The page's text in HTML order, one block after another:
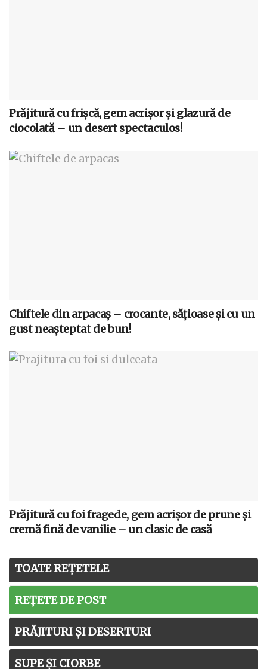
Prăjitură cu frișcă, gem acrișor și glazură de
ciocolată – un desert spectaculos!
Chiftele din arpacaș – crocante, sățioase și cu un
gust neașteptat de bun!
Prăjitură cu foi fragede, gem acrișor de prune și
cremă fină de vanilie – un clasic de casă
TOATE REȚETELE
REȚETE DE POST
PRĂJITURI ȘI DESERTURI
SUPE ȘI CIORBE